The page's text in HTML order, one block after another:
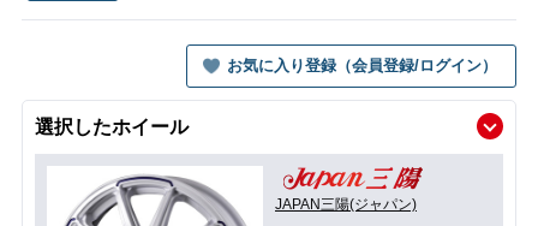
お気に入り登録（会員登録/ログイン）
選択したホイール
JAPAN三陽(ジャパン)